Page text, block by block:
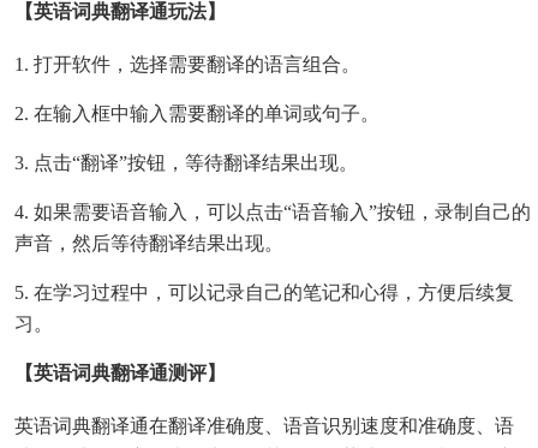
【英语词典翻译通玩法】
1. 打开软件，选择需要翻译的语言组合。
2. 在输入框中输入需要翻译的单词或句子。
3. 点击“翻译”按钮，等待翻译结果出现。
4. 如果需要语音输入，可以点击“语音输入”按钮，录制自己的
声音，然后等待翻译结果出现。
5. 在学习过程中，可以记录自己的笔记和心得，方便后续复
习。
【英语词典翻译通测评】
英语词典翻译通在翻译准确度、语音识别速度和准确度、语